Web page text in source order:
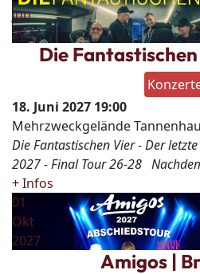
Jun
2027
Die
18. Juni 2027 19:00
Mehrzweckgelände
Die Fantastischen Vier - Der
2027 - Final Tour 26-28
+ Infos
01
Okt
2027
Amigos |